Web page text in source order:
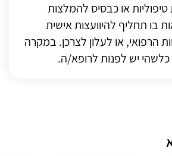
או כבסיס להמלצות
בו תחליף להיוועצות אישית
הרפואי, או לעלון לצרכן. במקרה
יש לפנות לרופא/ה.